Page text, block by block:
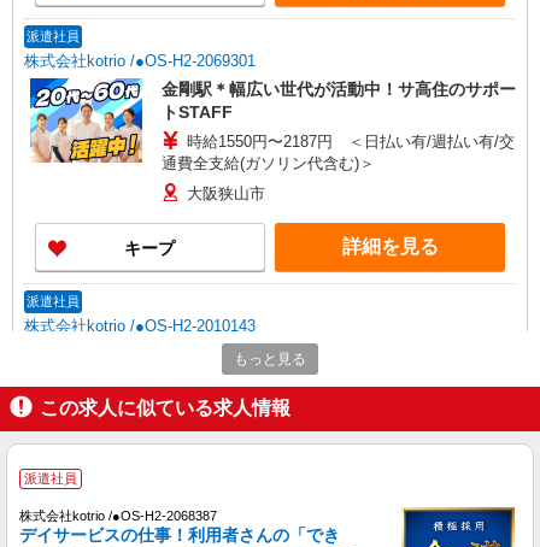
派遣社員
株式会社kotrio /●OS-H2-2069301
金剛駅＊幅広い世代が活動中！サ高住のサポー
トSTAFF
時給1550円〜2187円 ＜日払い有/週払い有/交
通費全支給(ガソリン代含む)＞
大阪狭山市
キープ 詳細を見る
派遣社員
株式会社kotrio /●OS-H2-2010143
金剛駅＊少人数グルホで利用者さんと家事や掃
除など♪日払いOK
時給1550円〜2187円 ＜日払い有/週払い有/交
通費全支給(ガソリン代含む)＞
キープ 詳細を見る
もっと見る
この求人に似ている求人情報
派遣社員
株式会社kotrio /●OS-H2-2068387
デイサービスの仕事！利用者さんの「でき